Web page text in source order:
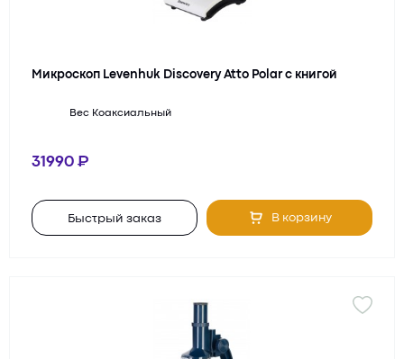
Микроскоп Levenhuk Discovery Atto Polar с книгой
Вес Коаксиальный
31990
Быстрый заказ В корзину